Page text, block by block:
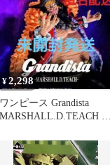
¥2,298
ワンピース Grandista
MARSHALL.D.TEACH フ